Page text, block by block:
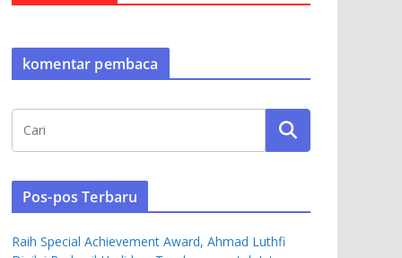
komentar pembaca
Pos-pos Terbaru
Raih Special Achievement Award, Ahmad Luthfi